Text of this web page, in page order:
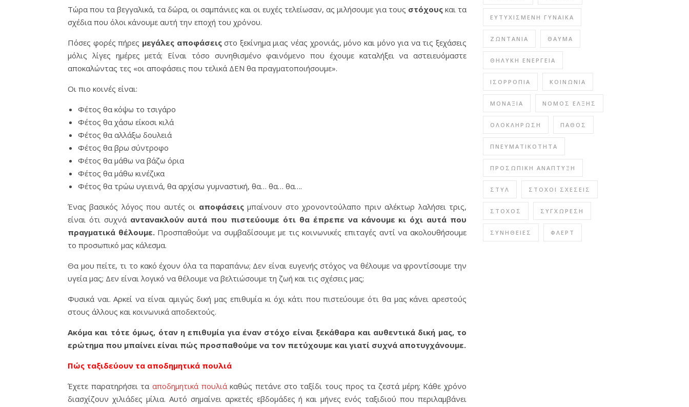
Τώρα που τα βεγγαλικά, τα δώρα, οι σαμπάνιες και οι ευχές τελείωσαν, ας μιλήσουμε για τους στόχους και τα
σχέδια που όλοι κάνουμε αυτή την εποχή του χρόνου.
Πόσες φορές πήρες μεγάλες αποφάσειςστο ξεκίνημα μιας νέας χρονιάς, μόνο και μόνο για να τις ξεχάσεις
μόλις λίγες ημέρες μετά; Είναι τόσο συνηθισμένο φαινόμενο που έχουμε καταλήξει να αστειευόμαστε
αποκαλώντας τες «οι αποφάσεις που τελικά ΔΕΝ θα πραγματοποιήσουμε».
Οι πιο κοινές είναι:
Φέτος θα κόψω το τσιγάρο
Φέτος θα χάσω είκοσι κιλά
Φέτος θα αλλάξω δουλειά
Φέτος θα βρω σύντροφο
Φέτος θα μάθω να βάζω όρια
Φέτος θα μάθω κινέζικα
Φέτος θα τρώω υγιεινά, θα αρχίσω γυμναστική, θα… θα… θα….
Ένας βασικός λόγος που αυτές οι αποφάσειςμπαίνουν στο χρονοντούλαπο πριν αλέκτωρ λαλήσει τρις,
είναι ότι συχνά αντανακλούν αυτά που πιστεύουμε ότι θα έπρεπε να κάνουμε κι όχι αυτά που
πραγματικά θέλουμε.Προσπαθούμε να συμβαδίσουμε με τις κοινωνικές επιταγές αντί να ακολουθήσουμε
το προσωπικό μας κάλεσμα.
Θα μου πείτε, τι το κακό έχουν όλα τα παραπάνω; Δεν είναι ευγενής στόχος να θέλουμε να φροντίσουμε την
υγεία μας; Δεν είναι λογικό να θέλουμε να βελτιώσουμε τη ζωή και τις σχέσεις μας;
Φυσικά ναι. Αρκεί να είναι αμιγώς δική μας επιθυμία κι όχι κάτι που πιστεύουμε ότι θα μας κάνει αρεστούς
στους άλλους και κοινωνικά αποδεκτούς.
Ακόμα και τότε όμως, όταν η επιθυμία για έναν στόχο είναι ξεκάθαρα και αυθεντικά δική μας, το
ερώτημα που μπαίνει είναι πώς προσπαθούμε να τον πετύχουμε και γιατί συχνά αποτυγχάνουμε.
Πώς ταξιδεύουν τα αποδημητικά πουλιά
Έχετε παρατηρήσει τα αποδημητικά πουλιάκαθώς πετάνε στο ταξίδι τους προς τα ζεστά μέρη; Κάθε χρόνο
διασχίζουν χιλιάδες μίλια. Αυτό σημαίνει αρκετές εβδομάδες ή και μήνες ενός ταξιδιού που περιλαμβάνει
ΕΥΤΥΧΙΣΜΈΝΗ ΓΥΝΑΊΚΑ
ΖΩΝΤΆΝΙΑ ΘΑΎΜΑ
ΘΗΛΥΚΉ ΕΝΈΡΓΕΙΑ
ΙΣΟΡΡΟΠΊΑ ΚΟΙΝΩΝΊΑ
ΜΟΝΑΞΙΆ ΝΌΜΟΣ ΈΛΞΗΣ
ΟΛΟΚΛΉΡΩΣΗ ΠΆΘΟΣ
ΠΝΕΥΜΑΤΙΚΌΤΗΤΑ
ΠΡΟΣΩΠΙΚΉ ΑΝΆΠΤΥΞΗ
ΣΤΥΛ ΣΤΌΧΟΙ ΣΧΈΣΕΙΣ
ΣΤΌΧΟΣ ΣΥΓΧΏΡΕΣΗ
ΣΥΝΉΘΕΙΕΣ ΦΛΕΡΤ